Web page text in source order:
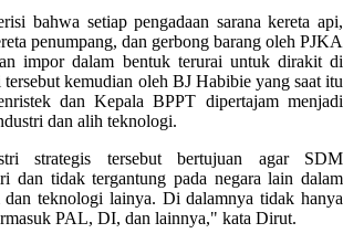
bahwa setiap pengadaan sarana kereta api,
penumpang, dan gerbong barang oleh PJKA
impor dalam bentuk terurai untuk dirakit di
kemudian oleh BJ Habibie yang saat itu
dan Kepala BPPT dipertajam menjadi
dan alih teknologi.
strategis tersebut bertujuan agar SDM
dan tidak tergantung pada negara lain dalam
dan teknologi lainya. Di dalamnya tidak hanya
PAL, DI, dan lainnya," kata Dirut.